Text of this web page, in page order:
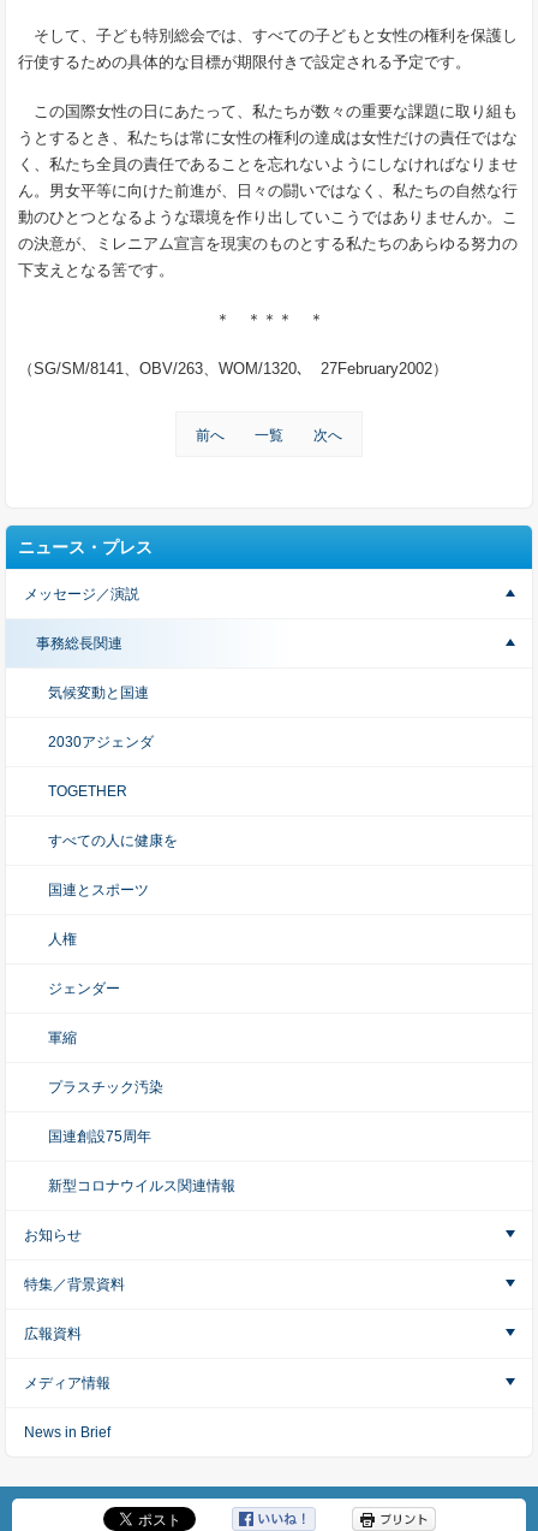
そして、子ども特別総会では、すべての子どもと女性の権利を保護し
行使するための具体的な目標が期限付きで設定される予定です。
この国際女性の日にあたって、私たちが数々の重要な課題に取り組も
うとするとき、私たちは常に女性の権利の達成は女性だけの責任ではな
く、私たち全員の責任であることを忘れないようにしなければなりませ
ん。男女平等に向けた前進が、日々の闘いではなく、私たちの自然な行
動のひとつとなるような環境を作り出していこうではありませんか。こ
の決意が、ミレニアム宣言を現実のものとする私たちのあらゆる努力の
下支えとなる筈です。
＊ ＊＊＊ ＊
（SG/SM/8141、 OBV/263、 WOM/1320､ 27February2002）
前へ 一覧 次へ
ニュース・プレス
メッセージ／演説
事務総長関連
気候変動と国連
2030アジェンダ
TOGETHER
すべての人に健康を
国連とスポーツ
人権
ジェンダー
軍縮
プラスチック汚染
国連創設75周年
新型コロナウイルス関連情報
お知らせ
特集／背景資料
広報資料
メディア情報
News in Brief